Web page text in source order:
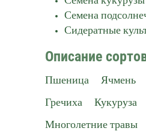
Семена
Сидератные
Описание
Пшеница Ячмень
Гречиха
Кукуруза
Многолетние травы